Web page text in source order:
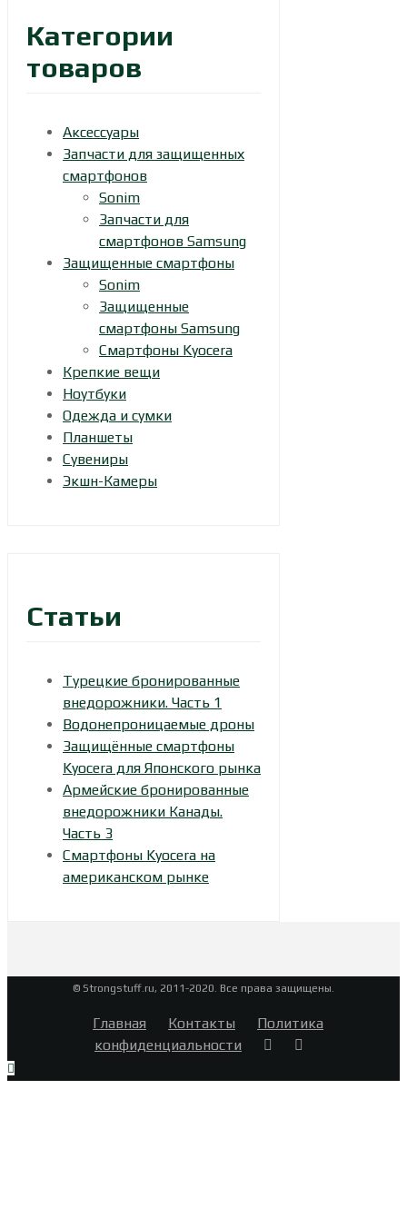
Категории
товаров
Аксессуары
Запчасти для защищенных
смартфонов
Sonim
Запчасти для
смартфонов Samsung
Защищенные смартфоны
Sonim
Защищенные
смартфоны Samsung
Смартфоны Kyocera
Крепкие вещи
Ноутбуки
Одежда и сумки
Планшеты
Сувениры
Экшн-Камеры
Статьи
Турецкие бронированные
внедорожники. Часть 1
Водонепроницаемые дроны
Защищённые смартфоны
Kyocera для Японского рынка
Армейские бронированные
внедорожники Канады.
Часть 3
Смартфоны Kyocera на
американском рынке
© Strongstuff.ru, 2011-2020. Все права защищены.
Главная Контакты
Политика
конфиденциальности